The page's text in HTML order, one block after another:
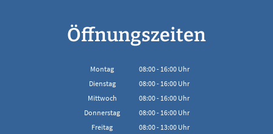
Öffnungszeiten
Montag 08:00- 16:00Uhr
Von 08:00 bis 16:00 Uhr
Dienstag 08:00- 16:00Uhr
Von 08:00 bis 16:00 Uhr
Mittwoch 08:00- 16:00Uhr
Von 08:00 bis 16:00 Uhr
Donnerstag 08:00- 16:00Uhr
Von 08:00 bis 16:00 Uhr
Freitag 08:00- 13:00Uhr